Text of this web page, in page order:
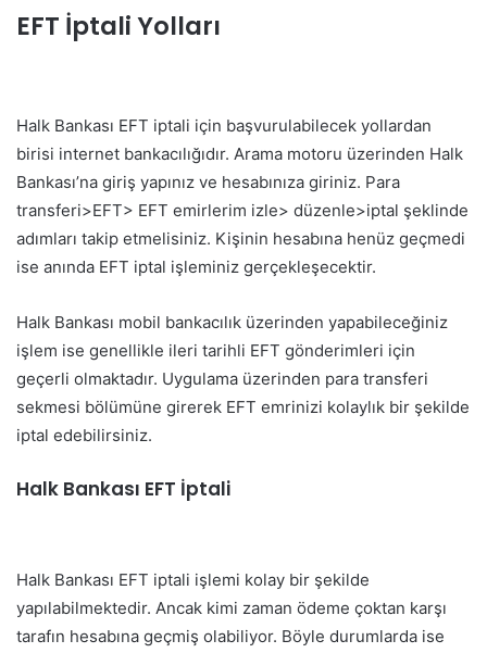
EFT İptali Yolları
Halk Bankası EFT iptali için başvurulabilecek yollardan
birisi internet bankacılığıdır. Arama motoru üzerinden Halk
Bankası’na giriş yapınız ve hesabınıza giriniz. Para
transferi>EFT> EFT emirlerim izle> düzenle>iptal şeklinde
adımları takip etmelisiniz. Kişinin hesabına henüz geçmedi
ise anında EFT iptal işleminiz gerçekleşecektir.
Halk Bankası mobil bankacılık üzerinden yapabileceğiniz
işlem ise genellikle ileri tarihli EFT gönderimleri için
geçerli olmaktadır. Uygulama üzerinden para transferi
sekmesi bölümüne girerek EFT emrinizi kolaylık bir şekilde
iptal edebilirsiniz.
Halk Bankası EFT İptali
Halk Bankası EFT iptali işlemi kolay bir şekilde
yapılabilmektedir. Ancak kimi zaman ödeme çoktan karşı
tarafın hesabına geçmiş olabiliyor. Böyle durumlarda ise